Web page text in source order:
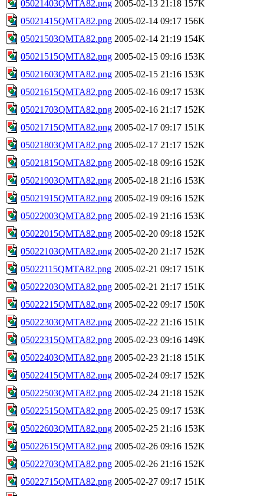
05021403QMTA82.png 2005-02-13 21:18 157K
05021415QMTA82.png 2005-02-14 09:17 156K
05021503QMTA82.png 2005-02-14 21:19 154K
05021515QMTA82.png 2005-02-15 09:16 153K
05021603QMTA82.png 2005-02-15 21:16 153K
05021615QMTA82.png 2005-02-16 09:17 153K
05021703QMTA82.png 2005-02-16 21:17 152K
05021715QMTA82.png 2005-02-17 09:17 151K
05021803QMTA82.png 2005-02-17 21:17 152K
05021815QMTA82.png 2005-02-18 09:16 152K
05021903QMTA82.png 2005-02-18 21:16 153K
05021915QMTA82.png 2005-02-19 09:16 152K
05022003QMTA82.png 2005-02-19 21:16 153K
05022015QMTA82.png 2005-02-20 09:18 152K
05022103QMTA82.png 2005-02-20 21:17 152K
05022115QMTA82.png 2005-02-21 09:17 151K
05022203QMTA82.png 2005-02-21 21:17 151K
05022215QMTA82.png 2005-02-22 09:17 150K
05022303QMTA82.png 2005-02-22 21:16 151K
05022315QMTA82.png 2005-02-23 09:16 149K
05022403QMTA82.png 2005-02-23 21:18 151K
05022415QMTA82.png 2005-02-24 09:17 152K
05022503QMTA82.png 2005-02-24 21:18 152K
05022515QMTA82.png 2005-02-25 09:17 153K
05022603QMTA82.png 2005-02-25 21:16 153K
05022615QMTA82.png 2005-02-26 09:16 152K
05022703QMTA82.png 2005-02-26 21:16 152K
05022715QMTA82.png 2005-02-27 09:17 151K